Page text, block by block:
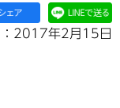
：2017年2月15日